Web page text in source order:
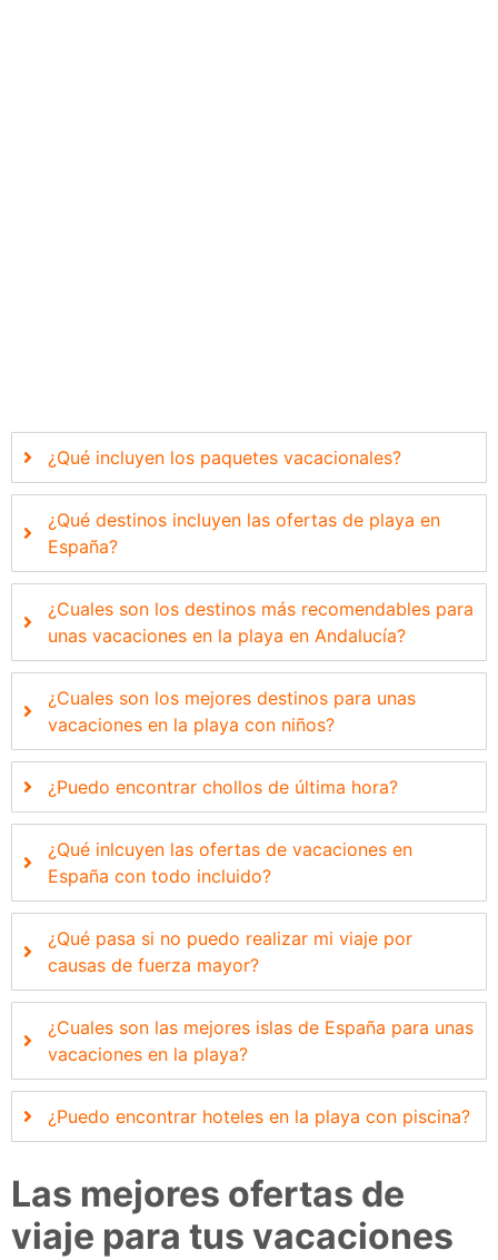
¿Qué incluyen los paquetes vacacionales?
¿Qué destinos incluyen las ofertas de playa en
España?
¿Cuales son los destinos más recomendables para
unas vacaciones en la playa en Andalucía?
¿Cuales son los mejores destinos para unas
vacaciones en la playa con niños?
¿Puedo encontrar chollos de última hora?
¿Qué inlcuyen las ofertas de vacaciones en
España con todo incluido?
¿Qué pasa si no puedo realizar mi viaje por
causas de fuerza mayor?
¿Cuales son las mejores islas de España para unas
vacaciones en la playa?
¿Puedo encontrar hoteles en la playa con piscina?
Las mejores ofertas de
viaje para tus vacaciones